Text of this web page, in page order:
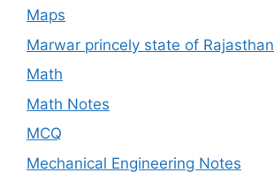
Maps
Marwar princely state of Rajasthan
Math
Math Notes
MCQ
Mechanical Engineering Notes